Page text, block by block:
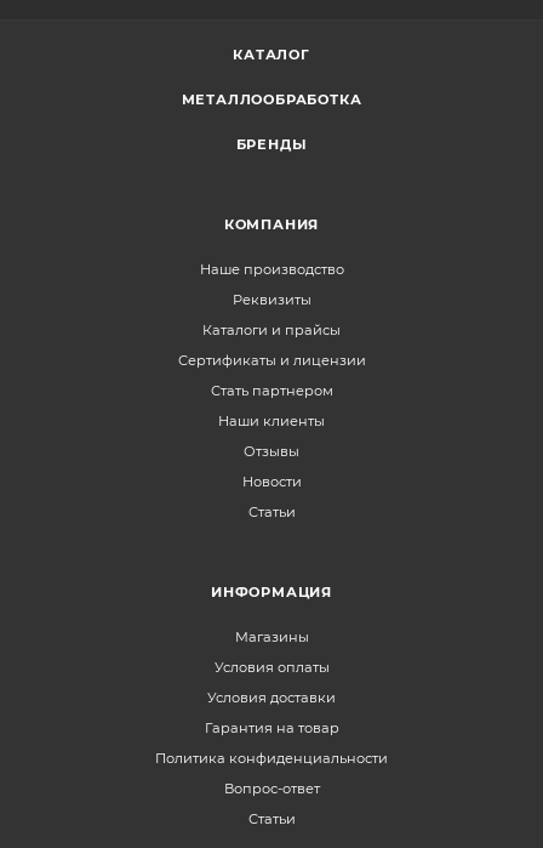
КАТАЛОГ
МЕТАЛЛООБРАБОТКА
БРЕНДЫ
КОМПАНИЯ
Наше производство
Реквизиты
Каталоги и прайсы
Сертификаты и лицензии
Стать партнером
Наши клиенты
Отзывы
Новости
Статьи
ИНФОРМАЦИЯ
Магазины
Условия оплаты
Условия доставки
Гарантия на товар
Политика конфиденциальности
Вопрос-ответ
Статьи